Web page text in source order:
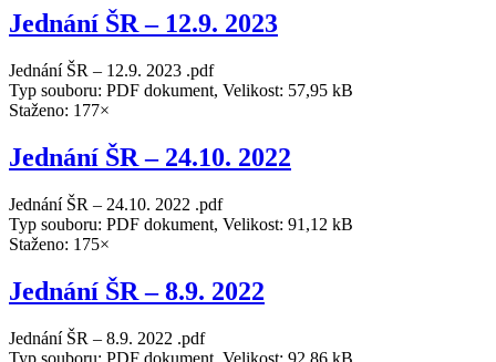
Jednání ŠR – 12.9. 2023
Jednání ŠR – 12.9. 2023 .pdf
Typ souboru: PDF dokument, Velikost: 57,95 kB
Staženo: 177×
Jednání ŠR – 24.10. 2022
Jednání ŠR – 24.10. 2022 .pdf
Typ souboru: PDF dokument, Velikost: 91,12 kB
Staženo: 175×
Jednání ŠR – 8.9. 2022
Jednání ŠR – 8.9. 2022 .pdf
Typ souboru: PDF dokument, Velikost: 92,86 kB